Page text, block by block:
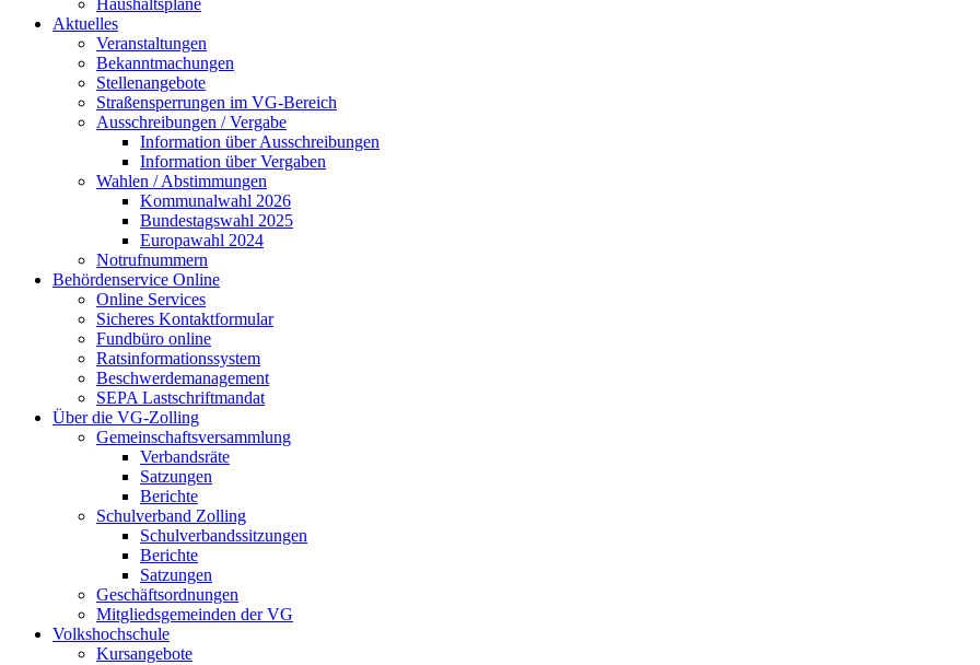
Haushaltspläne
Aktuelles
Veranstaltungen
Bekanntmachungen
Stellenangebote
Straßensperrungen im VG-Bereich
Ausschreibungen / Vergabe
Information über Ausschreibungen
Information über Vergaben
Wahlen / Abstimmungen
Kommunalwahl 2026
Bundestagswahl 2025
Europawahl 2024
Notrufnummern
Behördenservice Online
Online Services
Sicheres Kontaktformular
Fundbüro online
Ratsinformationssystem
Beschwerdemanagement
SEPA Lastschriftmandat
Über die VG-Zolling
Gemeinschaftsversammlung
Verbandsräte
Satzungen
Berichte
Schulverband Zolling
Schulverbandssitzungen
Berichte
Satzungen
Geschäftsordnungen
Mitgliedsgemeinden der VG
Volkshochschule
Kursangebote